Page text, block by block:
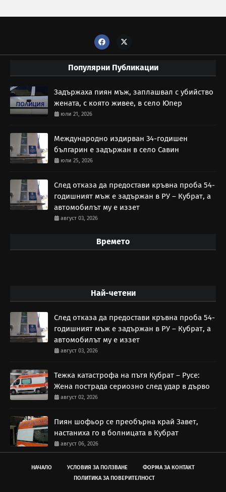
Популярни Публикации
Задържаха пиян мъж, заплашвал с убийство
жената, с която живее, в село Юпер
юли 21, 2026
Международно издирван 34-годишен
българин е задържан в село Савин
юли 25, 2026
След отказа да предостави кръвна проба 54-
годишният мъж е задържан в РУ – Кубрат, а
автомобилът му е иззет
август 03, 2026
Времето
Най-четени
След отказа да предостави кръвна проба 54-
годишният мъж е задържан в РУ – Кубрат, а
автомобилът му е иззет
август 03, 2026
Тежка катастрофа на пътя Кубрат – Русе:
Жена пострада сериозно след удар в дърво
август 02, 2026
Пиян шофьор се преобърна край Завет,
настаниха го в болницата в Кубрат
август 06, 2026
НАЧАЛО УСЛОВИЯ ЗА ПОЛЗВАНЕ
ФОРМА ЗА КОНТАКТ
ПОЛИТИКА ЗА ПОВЕРИТЕЛНОСТ